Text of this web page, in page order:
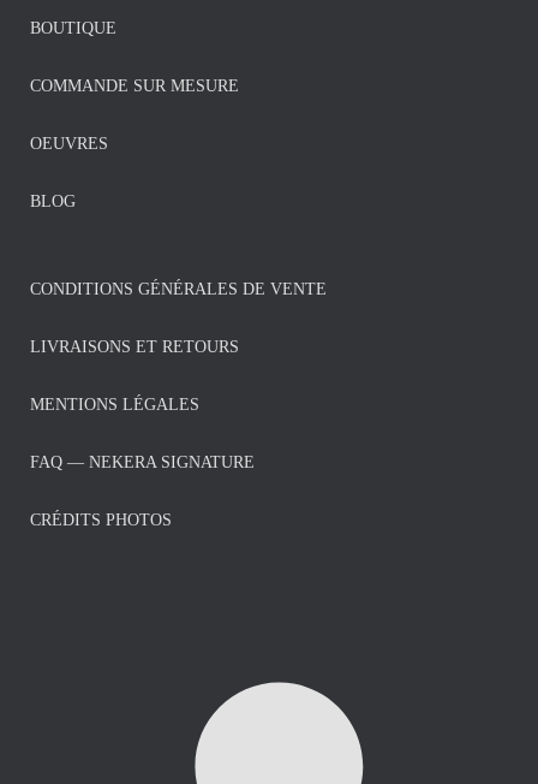
BOUTIQUE
COMMANDE SUR MESURE
OEUVRES
BLOG
CONDITIONS GÉNÉRALES DE VENTE
LIVRAISONS ET RETOURS
MENTIONS LÉGALES
FAQ — NEKERA SIGNATURE
CRÉDITS PHOTOS